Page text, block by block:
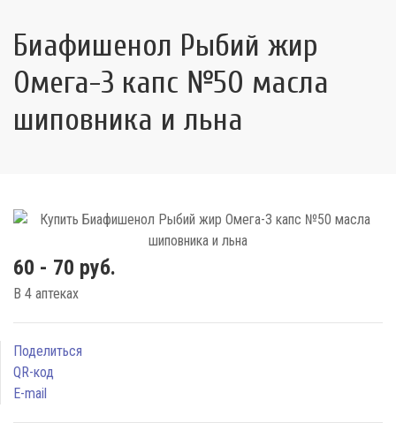
Биафишенол Рыбий жир
Омега-3 капс №50 масла
шиповника и льна
60 - 70 руб.
В 4 аптеках
Поделиться
QR-код
E-mail